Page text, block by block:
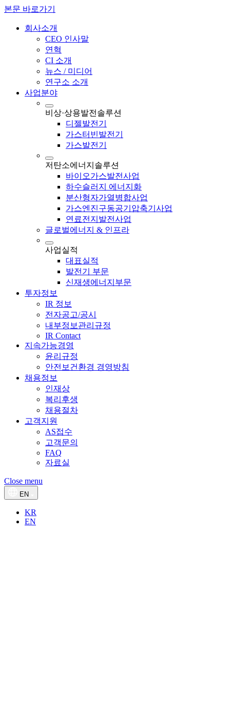
본문 바로가기
회사소개
CEO 인사말
연혁
CI 소개
뉴스 / 미디어
연구소 소개
사업분야
비상·상용발전솔루션
디젤발전기
가스터빈발전기
가스발전기
저탄소에너지솔루션
바이오가스발전사업
하수슬러지 에너지화
분산형자가열병합사업
가스엔진구동공기압축기사업
연료전지발전사업
글로벌에너지 & 인프라
사업실적
대표실적
발전기 부문
신재생에너지부문
투자정보
IR 정보
전자공고/공시
내부정보관리규정
IR Contact
지속가능경영
윤리규정
안전보건환경 경영방침
채용정보
인재상
복리후생
채용절차
고객지원
AS접수
고객문의
FAQ
자료실
Close menu
EN
KR
EN